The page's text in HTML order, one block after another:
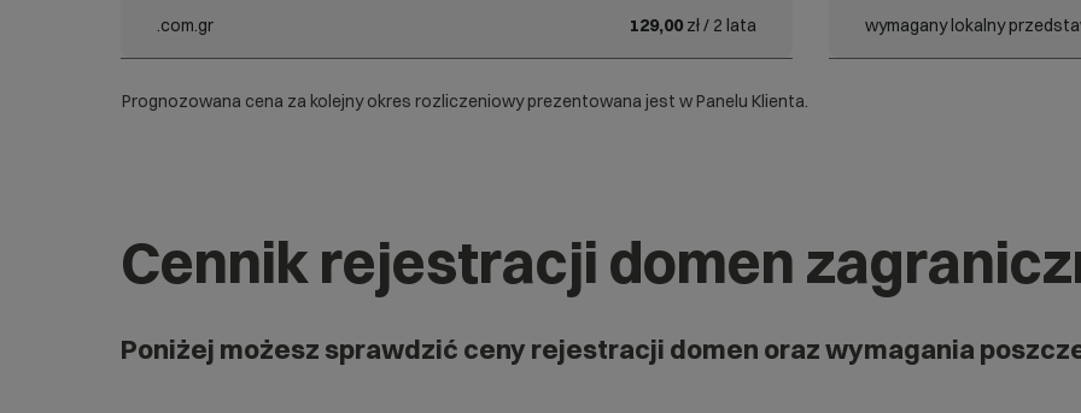
.com.gr 129,00 zł / 2 lata wymagany lokalny
Prognozowana cena za kolejny okres rozliczeniowy prezentowana jest w Panelu Klienta.
Cennik rejestracji domen
Poniżej możesz sprawdzić ceny rejestracji domen oraz wymagania